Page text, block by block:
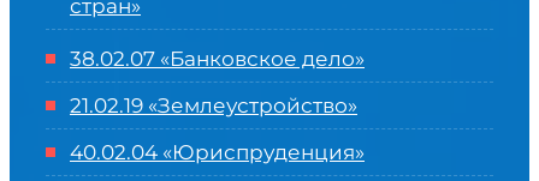
стран»
38.02.07 «Банковское дело»
21.02.19 «Землеустройство»
40.02.04 «Юриспруденция»